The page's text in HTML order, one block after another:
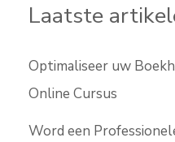
Laatste
Optimaliseer uw
Online Cursus
Word een